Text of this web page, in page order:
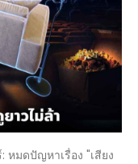
หมดปัญหาเรื่อง "เสียง